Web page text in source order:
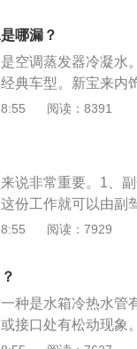
位置较低，长期行
会造成车门积水，
天窗的密封是橡胶
季或者经历过远途
天窗有冰冻的情况
部分门板下排水孔
孔排出，由于其排
哪漏？
空调蒸发器冷凝水
典车型。新宝来内
观设计：全新宝来
来有较大区别，变
阅读：8391
说非常重要。1、
份工作就可以由副
用就凸显无疑。2
。3、缓解开车途
疲劳的速度。
阅读：7929
种是水箱冷热水管
接口处有松动现象